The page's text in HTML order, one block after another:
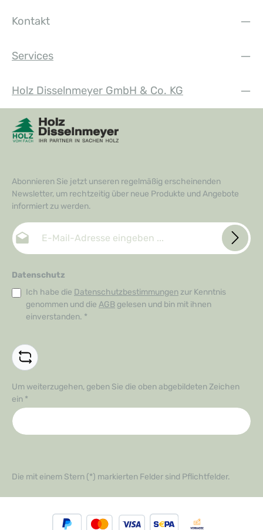
Kontakt
Services
Holz Disselnmeyer GmbH & Co. KG
Abonnieren Sie jetzt unseren regelmäßig erscheinenden
Newsletter, um rechtzeitig über neue Produkte und Angebote
informiert zu werden.
E-Mail-Adresse*
Datenschutz
Ich habe die Datenschutzbestimmungen zur Kenntnis
genommen und die AGB gelesen und bin mit ihnen
einverstanden. *
Um weiterzugehen, geben Sie die oben abgebildeten Zeichen
ein *
Die mit einem Stern (*) markierten Felder sind Pflichtfelder.